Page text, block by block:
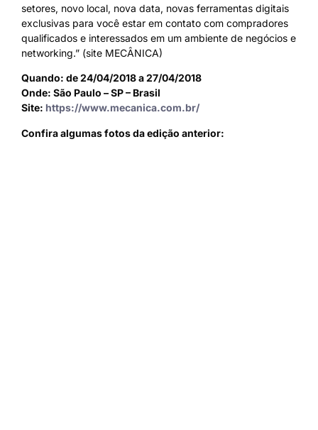
setores, novo local, nova data, novas ferramentas digitais
exclusivas para você estar em contato com compradores
qualificados e interessados em um ambiente de negócios e
networking.” (site MECÂNICA)
Quando: de 24/04/2018 a 27/04/2018
Onde: São Paulo – SP – Brasil
Site: https://www.mecanica.com.br/
Confira algumas fotos da edição anterior: